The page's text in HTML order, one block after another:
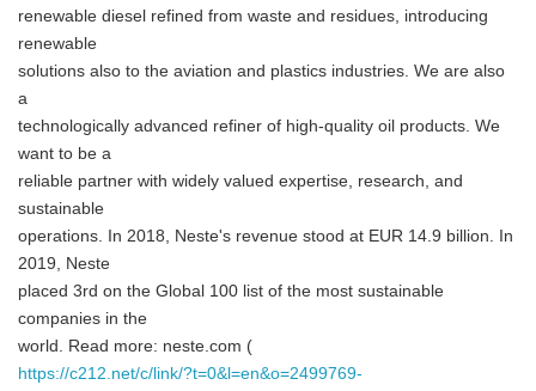
renewable diesel refined from waste and residues, introducing
renewable
solutions also to the aviation and plastics industries. We are also
a
technologically advanced refiner of high-quality oil products. We
want to be a
reliable partner with widely valued expertise, research, and
sustainable
operations. In 2018, Neste's revenue stood at EUR 14.9 billion. In
2019, Neste
placed 3rd on the Global 100 list of the most sustainable
companies in the
world. Read more: neste.com (
https://c212.net/c/link/?t=0&l=en&o=2499769-
Japanese
English